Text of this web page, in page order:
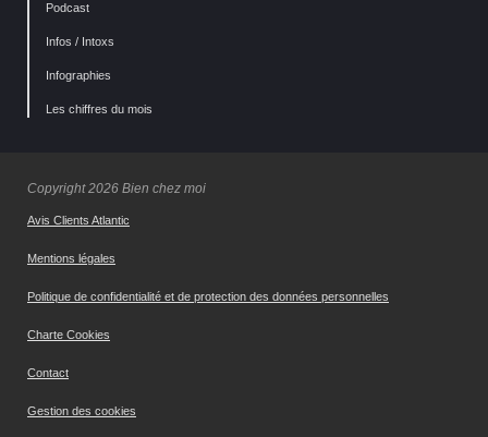
Podcast
Infos / Intoxs
Infographies
Les chiffres du mois
Copyright 2026 Bien chez moi
Avis Clients Atlantic
Mentions légales
Politique de confidentialité et de protection des données personnelles
Charte Cookies
Contact
Gestion des cookies